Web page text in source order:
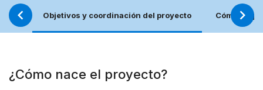
Objetivos y coordinación del proyecto Cómo
¿Cómo nace el proyecto?